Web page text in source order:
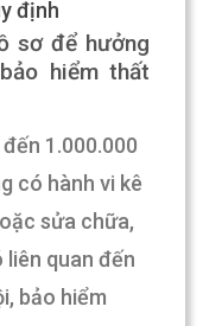
định
sơ đểhưởng
hiểm thất
1.000.000
có hành vi kê
sửa chữa,
quan đến
bảo hiểm